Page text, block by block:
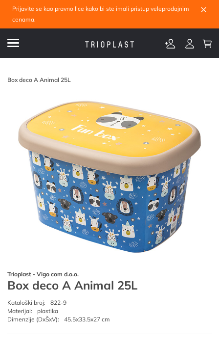
Prijavite se kao pravno lice kako bi ste imali pristup veleprodajnim
cenama.
×
Box deco A Animal 25L
Trioplast - Vigo com d.o.o.
Box deco A Animal 25L
Kataloški broj:
822-9
Materijal:
plastika
Dimenzije (DxŠxV):
45.5x33.5x27 cm